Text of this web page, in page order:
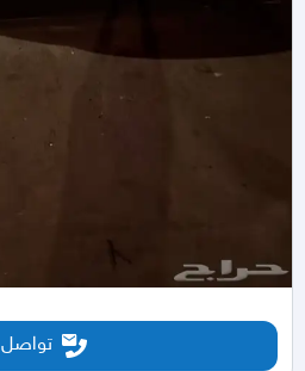
تواصل